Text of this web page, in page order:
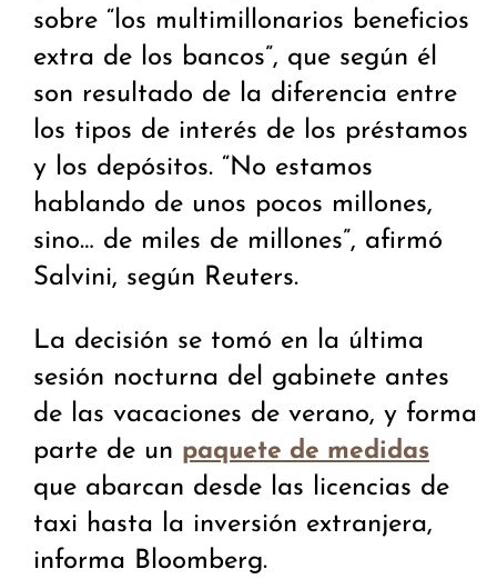
sobre “los multimillonarios beneficios
extra de los bancos”, que según él
son resultado de la diferencia entre
los tipos de interés de los préstamos
y los depósitos. “No estamos
hablando de unos pocos millones,
sino… de miles de millones”, afirmó
Salvini, según Reuters.
La decisión se tomó en la última
sesión nocturna del gabinete antes
de las vacaciones de verano, y forma
parte de un paquete de medidas
que abarcan desde las licencias de
taxi hasta la inversión extranjera,
informa Bloomberg.